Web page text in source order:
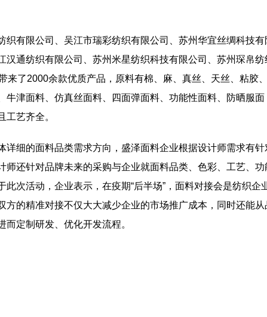
有限公司、吴江市瑞彩纺织有限公司、苏州华宜丝绸科技有
汉通纺织有限公司、苏州米星纺织科技有限公司、苏州琛帛纺
来了2000余款优质产品，原料有棉、麻、真丝、天丝、粘胶
牛津面料、仿真丝面料、四面弹面料、功能性面料、防晒服面
艺齐全。
细的面料品类需求方向，盛泽面料企业根据设计师需求有针
师还针对品牌未来的采购与企业就面料品类、色彩、工艺、功
次活动，企业表示，在疫期“后半场”，面料对接会是纺织企
方的精准对接不仅大大减少企业的市场推广成本，同时还能从
定制研发、优化开发流程。